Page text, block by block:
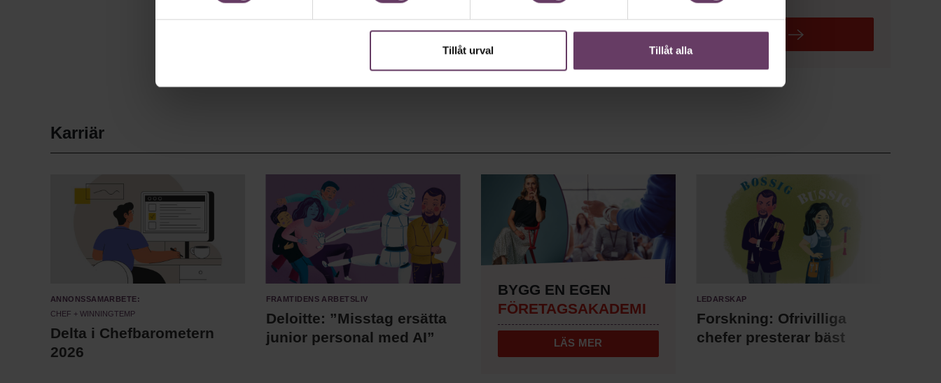
Tillåt urval Tillåt alla
LÄS MER
Karriär
Annonssamarbete:
Chef + Winningtemp
Delta i Chefbarometern
2026
Framtidens arbetsliv
Deloitte: ”Misstag ersätta
junior personal med AI”
BYGG EN EGEN
FÖRETAGSAKADEMI
LÄS MER
Ledarskap
Forskning: Ofrivilliga
chefer presterar bäst